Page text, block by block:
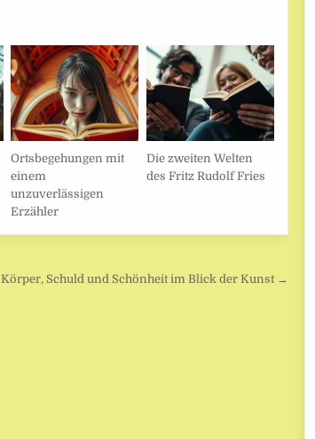
Ortsbegehungen mit
einem
unzuverlässigen
Erzähler
Die zweiten Welten
des Fritz Rudolf Fries
Körper, Schuld und Schönheit im Blick der Kunst →